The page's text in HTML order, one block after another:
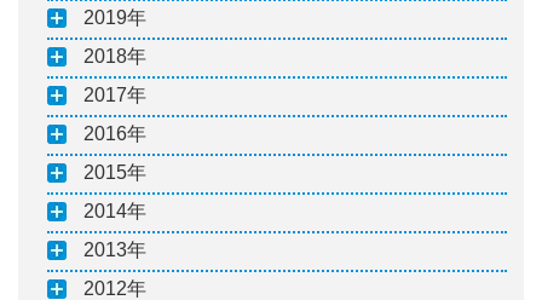
2019
2018
2017
2016
2015
2014
2013
2012